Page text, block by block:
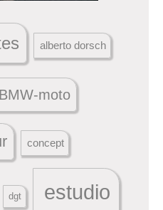
alberto dorsch
BMW-moto
concept
dgt estudio